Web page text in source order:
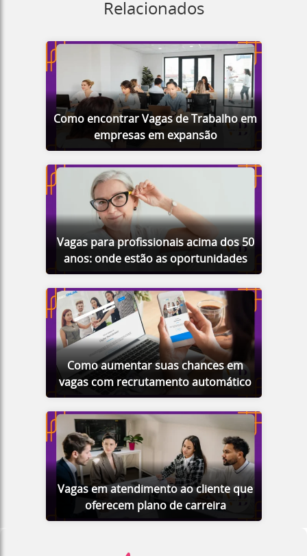
Relacionados
Como encontrar Vagas de Trabalho em
empresas em expansão
Vagas para profissionais acima dos 50
anos: onde estão as oportunidades
Como aumentar suas chances em
vagas com recrutamento automático
Vagas em atendimento ao cliente que
oferecem plano de carreira